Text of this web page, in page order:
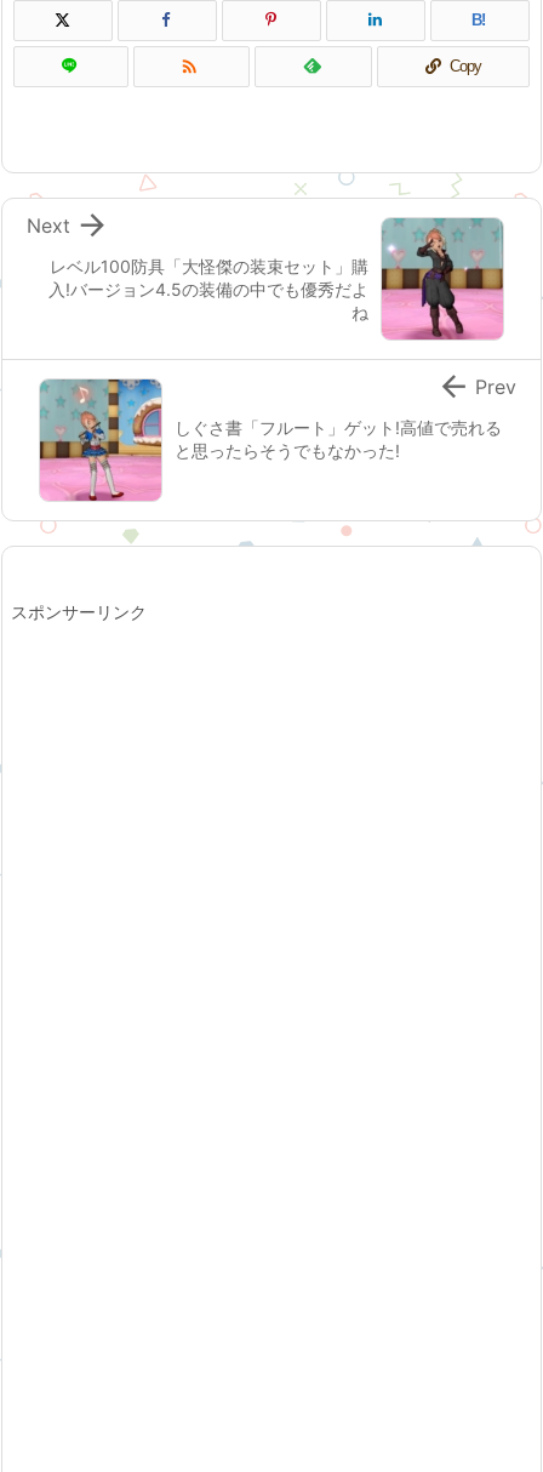
B!
 Copy
レベル100防具「大怪傑の装束セット」購
入!バージョン4.5の装備の中でも優秀だよ
ね

Next
しぐさ書「フルート」ゲット!高値で売れる
と思ったらそうでもなかった!
 Prev
スポンサーリンク